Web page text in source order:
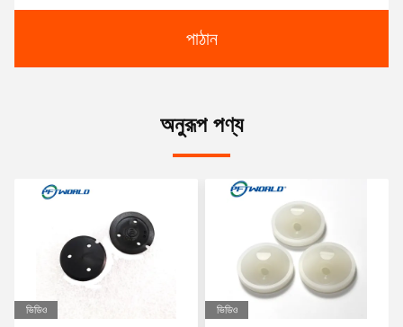
পাঠান
অনুরূপ পণ্য
ভিডিও ভিডিও